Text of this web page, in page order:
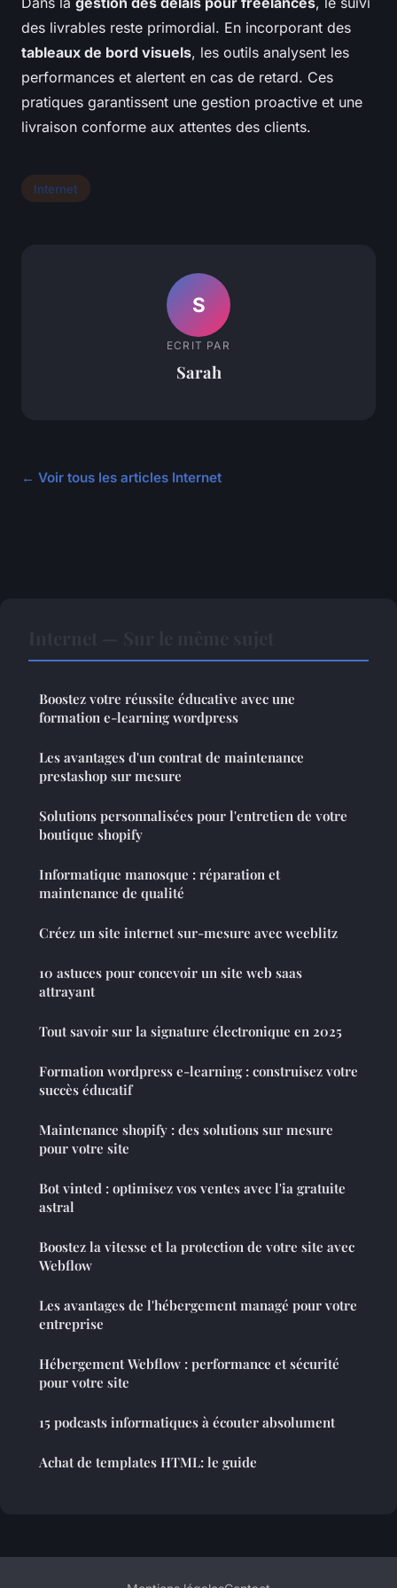
des livrables reste primordial. En incorporant des
tableaux de bord visuels, les outils analysent les
performances et alertent en cas de retard. Ces
pratiques garantissent une gestion proactive et une
livraison conforme aux attentes des clients.
Internet
S
ECRIT PAR
Sarah
← Voir tous les articles Internet
Boostez votre réussite éducative avec une
formation e-learning wordpress
Les avantages d'un contrat de maintenance
prestashop sur mesure
Solutions personnalisées pour l'entretien de votre
boutique shopify
Informatique manosque : réparation et
maintenance de qualité
Créez un site internet sur-mesure avec weeblitz
10 astuces pour concevoir un site web saas
attrayant
Tout savoir sur la signature électronique en 2025
Formation wordpress e-learning : construisez votre
succès éducatif
Maintenance shopify : des solutions sur mesure
pour votre site
Bot vinted : optimisez vos ventes avec l'ia gratuite
astral
Boostez la vitesse et la protection de votre site avec
Webflow
Les avantages de l'hébergement managé pour votre
entreprise
Hébergement Webflow : performance et sécurité
pour votre site
15 podcasts informatiques à écouter absolument
Achat de templates HTML: le guide